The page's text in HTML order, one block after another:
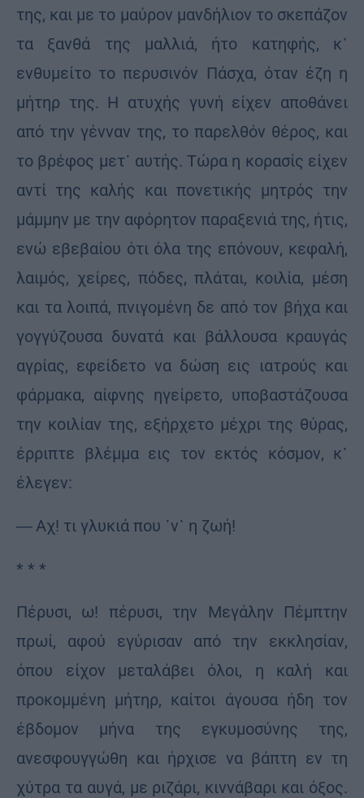
της, και με το μαύρον μανδήλιον το σκεπάζον
τα ξανθά της μαλλιά, ήτο κατηφής, κ᾽
ενθυμείτο το περυσινόν Πάσχα, όταν έζη η
μήτηρ της. Η ατυχής γυνή είχεν αποθάνει
από την γένναν της, το παρελθόν θέρος, και
το βρέφος μετ᾽ αυτής. Τώρα η κορασίς είχεν
αντί της καλής και πονετικής μητρός την
μάμμην με την αφόρητον παραξενιά της, ήτις,
ενώ εβεβαίου ότι όλα της επόνουν, κεφαλή,
λαιμός, χείρες, πόδες, πλάται, κοιλία, μέση
και τα λοιπά, πνιγομένη δε από τον βήχα και
γογγύζουσα δυνατά και βάλλουσα κραυγάς
αγρίας, εφείδετο να δώση εις ιατρούς και
φάρμακα, αίφνης ηγείρετο, υποβαστάζουσα
την κοιλίαν της, εξήρχετο μέχρι της θύρας,
έρριπτε βλέμμα εις τον εκτός κόσμον, κ᾽
έλεγεν:
― Αχ! τι γλυκιά που ᾽ν᾽ η ζωή!
* * *
Πέρυσι, ω! πέρυσι, την Μεγάλην Πέμπτην
πρωί, αφού εγύρισαν από την εκκλησίαν,
όπου είχον μεταλάβει όλοι, η καλή και
προκομμένη μήτηρ, καίτοι άγουσα ήδη τον
έβδομον μήνα της εγκυμοσύνης της,
ανεσφουγγώθη και ήρχισε να βάπτη εν τη
χύτρα τα αυγά, με ριζάρι, κιννάβαρι και όξος.